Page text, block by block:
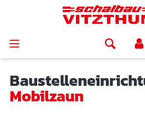
Mobilzaun